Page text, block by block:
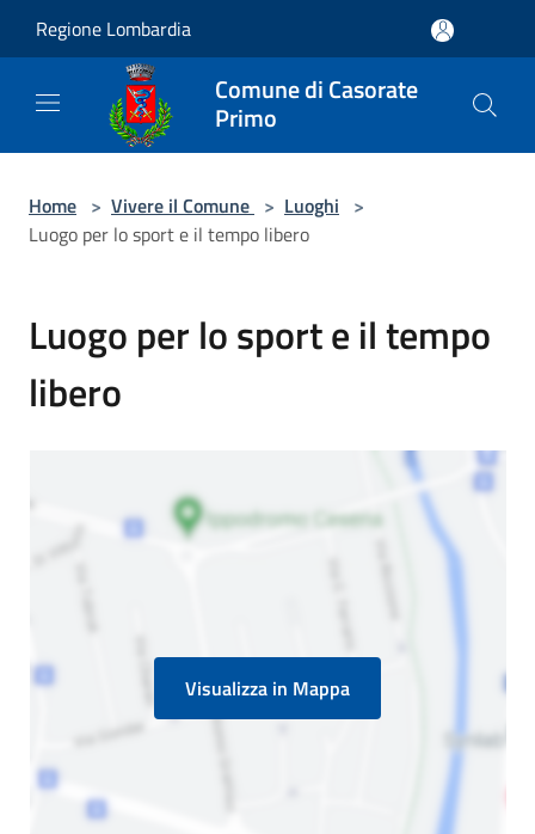
Regione Lombardia
Comune di Casorate
Primo
Home > Vivere il Comune > Luoghi >
Luogo per lo sport e il tempo libero
Luogo per lo sport e il tempo
libero
Visualizza in Mappa